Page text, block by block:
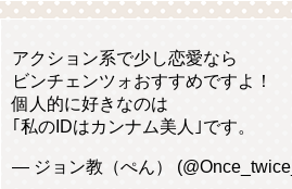
アクション系で少し恋愛なら
ビンチェンツォおすすめですよ！
個人的に好きなのは
｢私のIDはカンナム美人｣です。
— ジョン教（ぺん）